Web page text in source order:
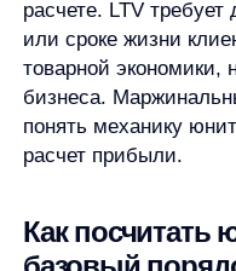
Последний этап—
смотреть только на
понять, что именно
скидка,
логистика, повторные
Ниже — условный
для демонстрации